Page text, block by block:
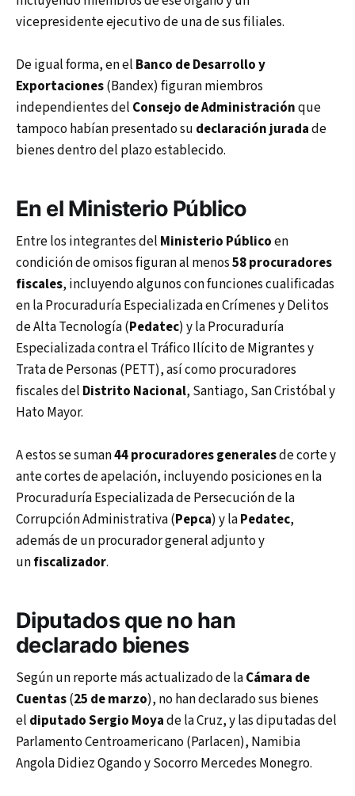
vicepresidente ejecutivo de una de sus filiales.
De igual forma, en el Banco de Desarrollo y
Exportaciones(Bandex) figuran miembros
independientes del Consejo de Administraciónque
tampoco habían presentado su declaración juradade
bienes dentro del plazo establecido.
En el Ministerio Público
Entre los integrantes del Ministerio Públicoen
condición de omisos figuran al menos58 procuradores
fiscales, incluyendo algunos con funciones cualificadas
en la Procuraduría Especializada en Crímenes y Delitos
de Alta Tecnología (Pedatec) y la Procuraduría
Especializada contra el Tráfico Ilícito de Migrantes y
Trata de Personas (PETT), así como procuradores
fiscales del Distrito Nacional, Santiago, San Cristóbal y
Hato Mayor.
A estos se suman44 procuradores generalesde corte y
ante cortes de apelación, incluyendo posiciones en la
Procuraduría Especializada de Persecución de la
Corrupción Administrativa (Pepca) y laPedatec,
además de un procurador general adjunto y
unfiscalizador.
Diputados que no han
declarado bienes
Según un reporte más actualizado de laCámara de
Cuentas(25 de marzo), no han declarado sus bienes
el diputado Sergio Moyade la Cruz, y las diputadas del
Parlamento Centroamericano (Parlacen), Namibia
Angola Didiez Ogando y Socorro Mercedes Monegro.